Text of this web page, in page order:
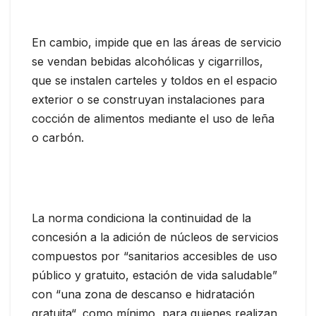
En cambio, impide que en las áreas de servicio
se vendan bebidas alcohólicas y cigarrillos,
que se instalen carteles y toldos en el espacio
exterior o se construyan instalaciones para
cocción de alimentos mediante el uso de leña
o carbón.
La norma condiciona la continuidad de la
concesión a la adición de núcleos de servicios
compuestos por “sanitarios accesibles de uso
público y gratuito, estación de vida saludable”
con “una zona de descanso e hidratación